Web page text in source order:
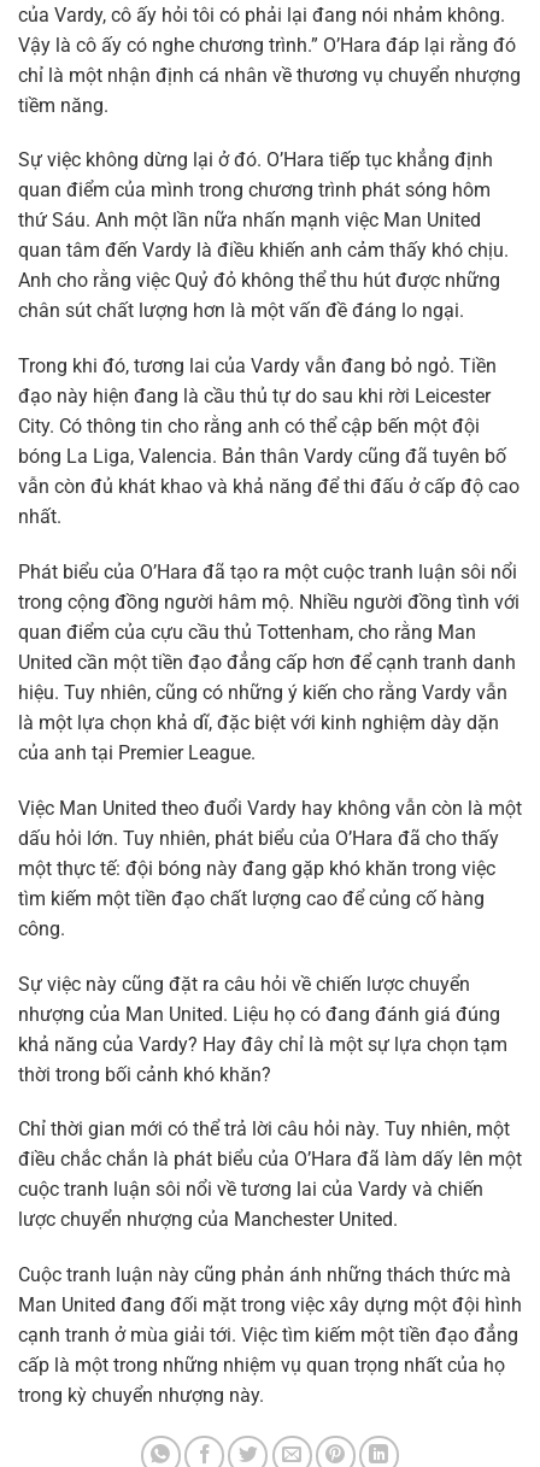
của Vardy, cô ấy hỏi tôi có phải lại đang nói nhảm không.
Vậy là cô ấy có nghe chương trình.” O’Hara đáp lại rằng đó
chỉ là một nhận định cá nhân về thương vụ chuyển nhượng
tiềm năng.
Sự việc không dừng lại ở đó. O’Hara tiếp tục khẳng định
quan điểm của mình trong chương trình phát sóng hôm
thứ Sáu. Anh một lần nữa nhấn mạnh việc Man United
quan tâm đến Vardy là điều khiến anh cảm thấy khó chịu.
Anh cho rằng việc Quỷ đỏ không thể thu hút được những
chân sút chất lượng hơn là một vấn đề đáng lo ngại.
Trong khi đó, tương lai của Vardy vẫn đang bỏ ngỏ. Tiền
đạo này hiện đang là cầu thủ tự do sau khi rời Leicester
City. Có thông tin cho rằng anh có thể cập bến một đội
bóng La Liga, Valencia. Bản thân Vardy cũng đã tuyên bố
vẫn còn đủ khát khao và khả năng để thi đấu ở cấp độ cao
nhất.
Phát biểu của O’Hara đã tạo ra một cuộc tranh luận sôi nổi
trong cộng đồng người hâm mộ. Nhiều người đồng tình với
quan điểm của cựu cầu thủ Tottenham, cho rằng Man
United cần một tiền đạo đẳng cấp hơn để cạnh tranh danh
hiệu. Tuy nhiên, cũng có những ý kiến cho rằng Vardy vẫn
là một lựa chọn khả dĩ, đặc biệt với kinh nghiệm dày dặn
của anh tại Premier League.
Việc Man United theo đuổi Vardy hay không vẫn còn là một
dấu hỏi lớn. Tuy nhiên, phát biểu của O’Hara đã cho thấy
một thực tế: đội bóng này đang gặp khó khăn trong việc
tìm kiếm một tiền đạo chất lượng cao để củng cố hàng
công.
Sự việc này cũng đặt ra câu hỏi về chiến lược chuyển
nhượng của Man United. Liệu họ có đang đánh giá đúng
khả năng của Vardy? Hay đây chỉ là một sự lựa chọn tạm
thời trong bối cảnh khó khăn?
Chỉ thời gian mới có thể trả lời câu hỏi này. Tuy nhiên, một
điều chắc chắn là phát biểu của O’Hara đã làm dấy lên một
cuộc tranh luận sôi nổi về tương lai của Vardy và chiến
lược chuyển nhượng của Manchester United.
Cuộc tranh luận này cũng phản ánh những thách thức mà
Man United đang đối mặt trong việc xây dựng một đội hình
cạnh tranh ở mùa giải tới. Việc tìm kiếm một tiền đạo đẳng
cấp là một trong những nhiệm vụ quan trọng nhất của họ
trong kỳ chuyển nhượng này.